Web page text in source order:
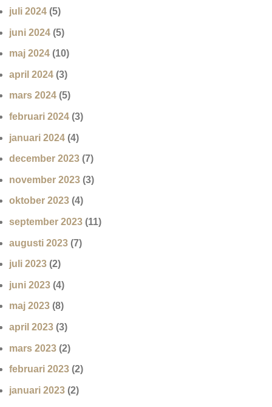
juli 2024 (5)
juni 2024 (5)
maj 2024 (10)
april 2024 (3)
mars 2024 (5)
februari 2024 (3)
januari 2024 (4)
december 2023 (7)
november 2023 (3)
oktober 2023 (4)
september 2023 (11)
augusti 2023 (7)
juli 2023 (2)
juni 2023 (4)
maj 2023 (8)
april 2023 (3)
mars 2023 (2)
februari 2023 (2)
januari 2023 (2)